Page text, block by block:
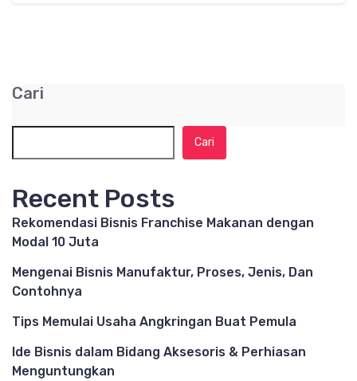
Cari
Cari
Recent Posts
Rekomendasi Bisnis Franchise Makanan dengan
Modal 10 Juta
Mengenai Bisnis Manufaktur, Proses, Jenis, Dan
Contohnya
Tips Memulai Usaha Angkringan Buat Pemula
Ide Bisnis dalam Bidang Aksesoris & Perhiasan
Menguntungkan